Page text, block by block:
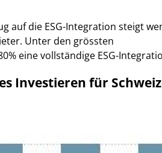
auf die ESG-Integration steigt
Unter den grössten
eine vollständige ESG-
Investieren für